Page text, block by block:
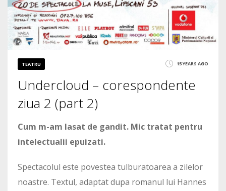
TEATRU 15 YEARS AGO
Undercloud – corespondente
ziua 2 (part 2)
Cum m-am lasat de gandit. Mic tratat pentru
intelectualii epuizati.
Spectacolul este povestea tulburatoarea a zilelor
noastre. Textul, adaptat dupa romanul lui Hannes